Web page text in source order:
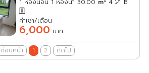
1 ห้องนอน 1 ห้องน้ำ 30.00 m 4 B
ค่าเช่า/เดือน
6,000 บาท
ก่อนหน้า 1 2 ถัดไป